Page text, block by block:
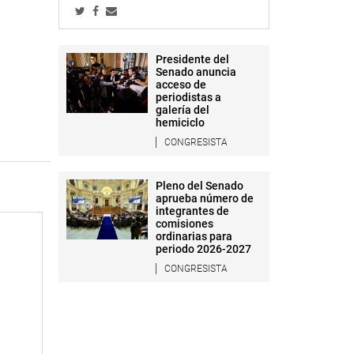
Presidente del
Senado anuncia
acceso de
periodistas a
galería del
hemiciclo
CONGRESISTA
Pleno del Senado
aprueba número de
integrantes de
comisiones
ordinarias para
periodo 2026-2027
CONGRESISTA